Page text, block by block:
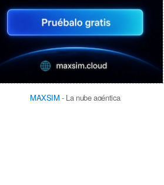
MAXSIM - La nube agéntica